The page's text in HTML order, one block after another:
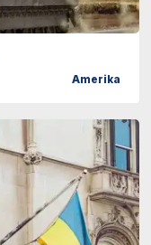
Amerika